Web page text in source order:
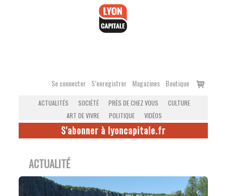
Se connecter S’enregistrer Magazines Boutique
Voir
ACTUALITÉS SOCIÉTÉ PRÈS DE CHEZ VOUS
CULTURE
ART DE VIVRE
POLITIQUE VIDÉOS
S'abonner à lyoncapitale.fr
ACTUALITÉ